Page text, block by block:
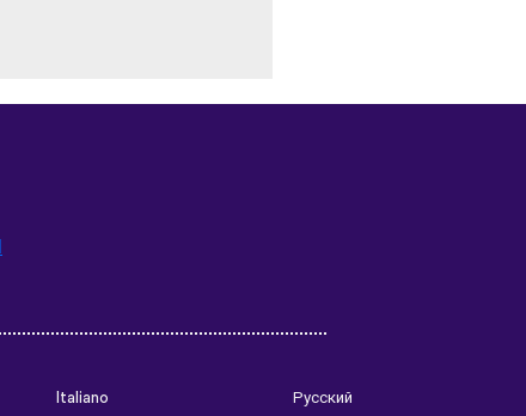
Italiano
Русский